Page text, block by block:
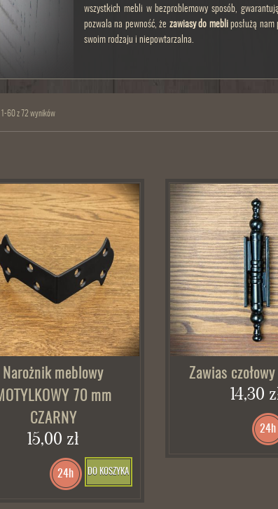
wszystkich mebli w bezproblemowy sposób,
pozwala na pewność, że zawiasy do mebliposłużą nam
swoim rodzaju i niepowtarzalna.
60 z 72 wyników
Narożnik meblowy
70 mm
CZARNY
15,00 zł
DO KOSZYKA
24h
Zawias
14,30
24h